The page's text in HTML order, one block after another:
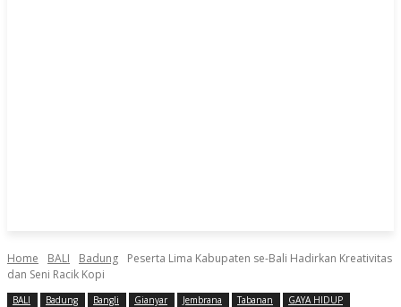
Home BALI Badung
Peserta Lima Kabupaten se-Bali Hadirkan Kreativitas
dan Seni Racik Kopi
BALI Badung Bangli Gianyar Jembrana Tabanan
GAYA HIDUP